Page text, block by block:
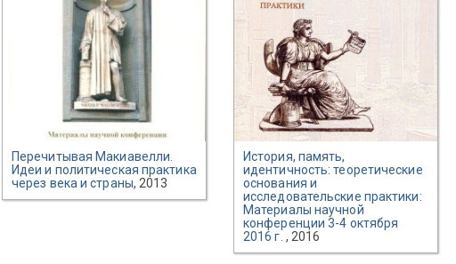
Перечитывая Макиавелли.
Идеи и политическая практика
через века и страны, 2013
История, память,
идентичность: теоретические
основания и
исследовательские практики:
Материалы научной
конференции 3-4 октября
2016 г. , 2016